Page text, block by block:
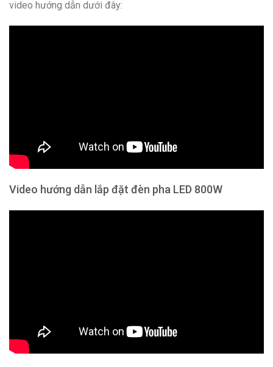
video hướng dẫn dưới đây:
Video hướng dẫn lắp đặt đèn pha LED 800W